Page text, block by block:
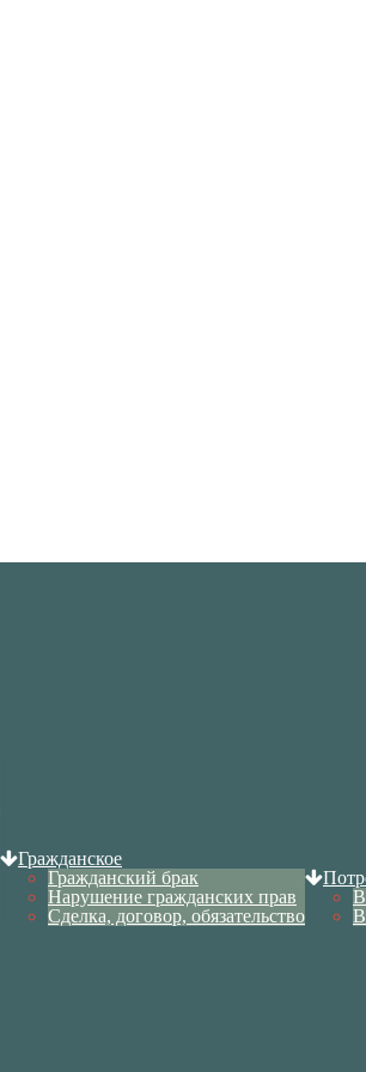
Гражданское
Гражданский брак
Нарушение гражданских прав
Сделка, договор, обязательство